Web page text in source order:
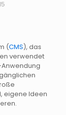
(CMS), das
verwendet
eigene Ideen